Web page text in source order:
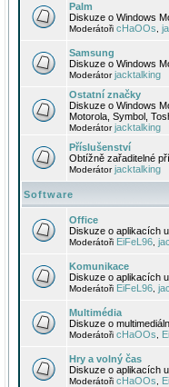
Palm
Diskuze o Windows
Moderátoři cHaOOs
Samsung
Diskuze o Windows
Moderátorjacktalking
Ostatní značky
Diskuze o Windows
Motorola, Symbol,
Moderátorjacktalking
Příslušenství
Obtížně zařaditelné
Moderátorjacktalking
Software
Office
Diskuze o aplikacích
Moderátoři EiFeL96
Komunikace
Diskuze o aplikacích
Moderátoři EiFeL96
Multimédia
Diskuze o
Moderátoři cHaOOs
Hry a volný čas
Diskuze o aplikacích
Moderátoři cHaOOs